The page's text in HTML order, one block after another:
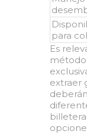
para
Es
extraer